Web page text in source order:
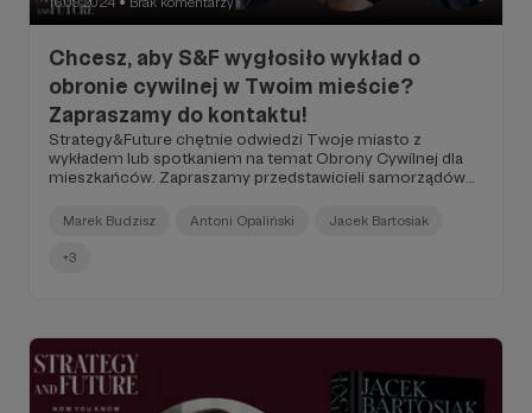
●
Chcesz, aby S&F wygłosiło wykład o
obronie cywilnej w Twoim mieście?
Zapraszamy do kontaktu!
Strategy&Future chętnie odwiedzi Twoje miasto z
wykładem lub spotkaniem na temat Obrony Cywilnej dla
mieszkańców. Zapraszamy przedstawicieli samorządów
Marek Budzisz Antoni Opaliński Jacek Bartosiak
+3